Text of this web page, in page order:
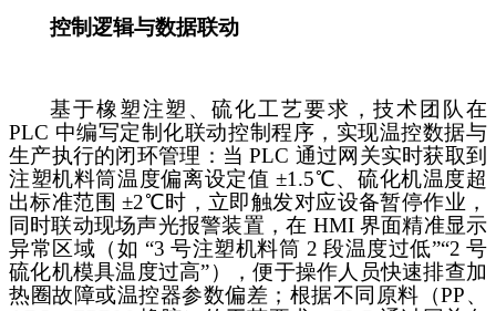
控制逻辑与数据联动
基于橡塑注塑、硫化工艺要求，技术团队在
PLC 中编写定制化联动控制程序，实现温控数据与
生产执行的闭环管理：当 PLC 通过网关实时获取到
注塑机料筒温度偏离设定值 ±1.5℃、硫化机温度超
出标准范围 ±2℃时，立即触发对应设备暂停作业，
同时联动现场声光报警装置，在 HMI 界面精准显示
异常区域（如 “3 号注塑机料筒 2 段温度过低”“2 号
硫化机模具温度过高”），便于操作人员快速排查加
热圈故障或温控器参数偏差；根据不同原料（PP、